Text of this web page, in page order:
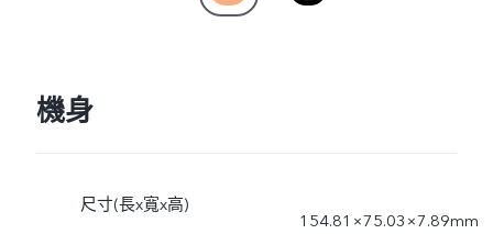
機身
尺寸(長x寬x高)
154.81×75.03×7.89mm